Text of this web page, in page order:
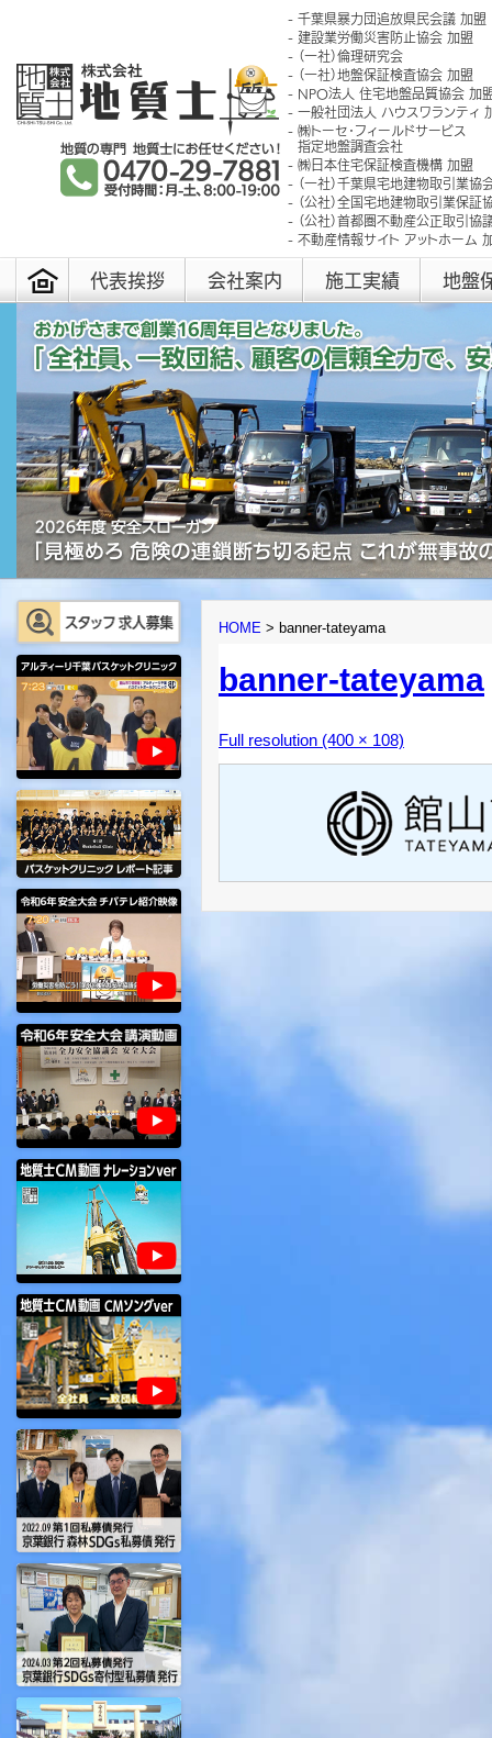
千葉県暴力団追放県民会議 加盟
建設業労働災害防止協会 加盟
（一社）倫理研究会
（一社）地盤保証検査協会 加盟
NPO法人 住宅地盤品質協会 加
一般社団法人 ハウスワランティ
㈱トーセ･フィールドサービス
指定地盤調査会社
㈱日本住宅保証検査機構 加盟
（一社）千葉県宅地建物取引業協
（公社）全国宅地建物取引業保証
（公社）首都圏不動産公正取引協
不動産情報サイト アットホーム
代表挨拶 会社案内 施工実績 地盤
HOME > banner-tateyama
banner-tateyama
Full resolution (400 × 108)